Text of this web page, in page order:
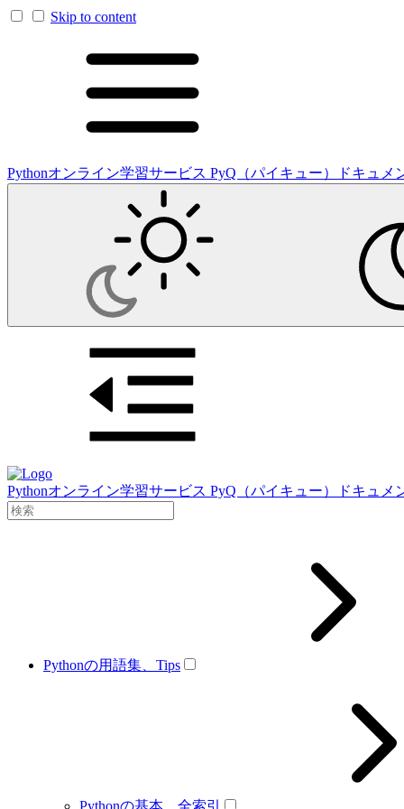
Skip to content
Pythonオンライン学習サービス PyQ（パイキュー）ドキュメ
Pythonオンライン学習サービス PyQ（パイキュー）ドキュメ
Pythonの用語集、Tips
Pythonの基本、全索引